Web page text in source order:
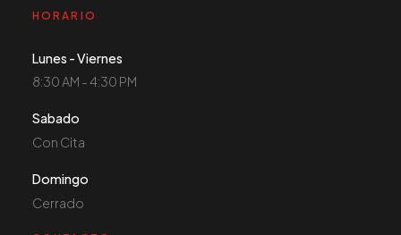
HORARIO
Lunes - Viernes
8:30 AM - 4:30 PM
Sabado
Con Cita
Domingo
Cerrado